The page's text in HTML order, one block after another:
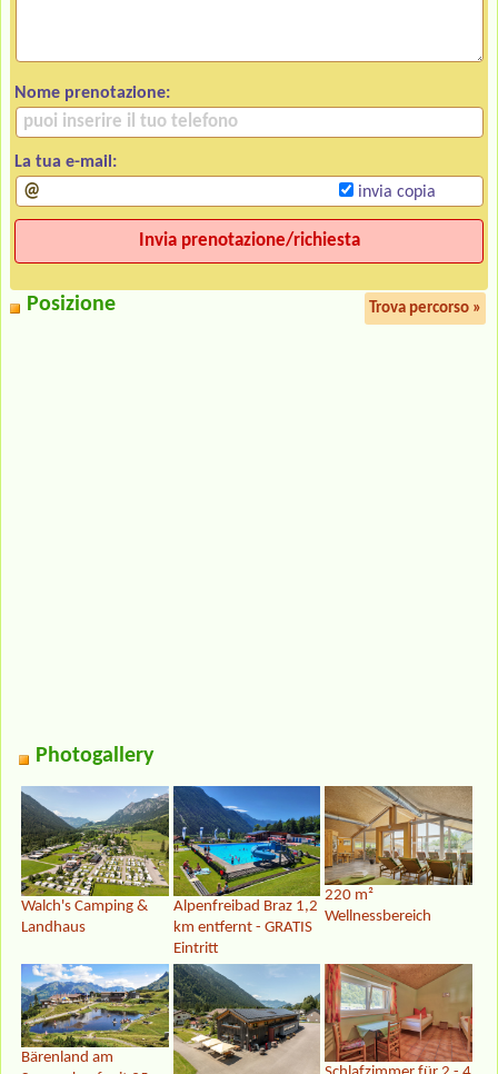
Nome prenotazione:
La tua e-mail:
invia copia
Posizione Trova percorso »
Photogallery
Walch's Camping &
Landhaus
Alpenfreibad Braz 1,2
km entfernt - GRATIS
Eintritt
220 m²
Wellnessbereich
Bärenland am